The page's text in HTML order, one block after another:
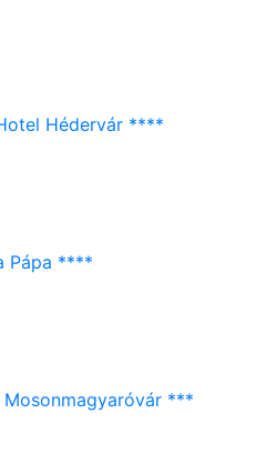
Hédervár ****
Pápa ****
***